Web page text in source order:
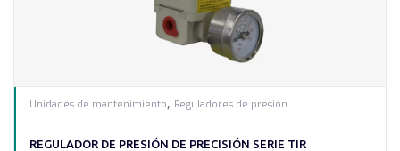
Unidades de mantenimiento, Reguladores de presión
REGULADOR DE PRESIÓN DE PRECISIÓN SERIE TIR